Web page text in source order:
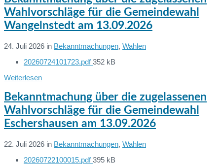
Wahlvorschläge für die Gemeindewahl
Wangelnstedt am 13.09.2026
24. Juli 2026 in Bekanntmachungen, Wahlen
Dateien:20260724101723.pdfFile
352 kB
Weiterlesen
Bekanntmachung über die zugelassenen
Wahlvorschläge für die Gemeindewahl
Eschershausen am 13.09.2026
22. Juli 2026 in Bekanntmachungen, Wahlen
Dateien:20260722100015.pdfFile
395 kB